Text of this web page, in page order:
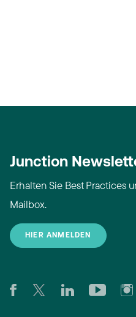
Junction
Erhalten Sie Best Practices
Mailbox.
HIER ANMELDEN